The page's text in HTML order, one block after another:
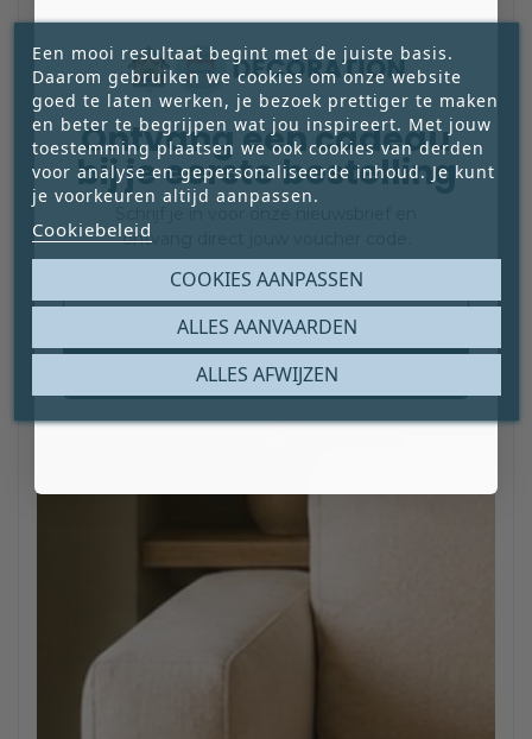
Een mooi resultaat begint met de juiste basis.
Daarom gebruiken we cookies om onze website
goed te laten werken, je bezoek prettiger te maken
en beter te begrijpen wat jou inspireert. Met jouw
toestemming plaatsen we ook cookies van derden
voor analyse en gepersonaliseerde inhoud. Je kunt
je voorkeuren altijd aanpassen.
Cookiebeleid
COOKIES AANPASSEN
ALLES AFWIJZEN
ALLES AANVAARDEN
Ontvang een cadeau
bij je eerste bestelling
ontvang direct jouw voucher code.
Claim mijn gratis cadeau